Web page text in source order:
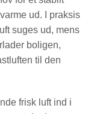
ud. I praksis
suges ud, mens
boligen,
til den
frisk luft ind i